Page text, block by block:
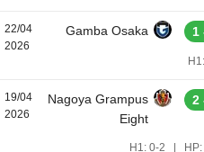
22/04
2026
Gamba Osaka 1
19/04
2026
Nagoya Grampus
Eight
2
H1: 0-2